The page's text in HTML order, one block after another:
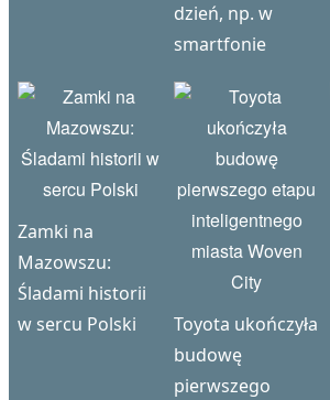
dzień, np. w
smartfonie
Zamki na
Mazowszu:
Śladami historii
w sercu Polski
Toyota ukończyła
budowę
pierwszego